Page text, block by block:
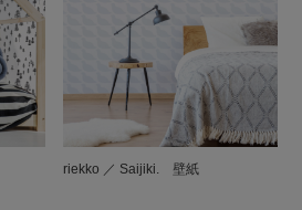
riekko ／ Saijiki. 壁紙